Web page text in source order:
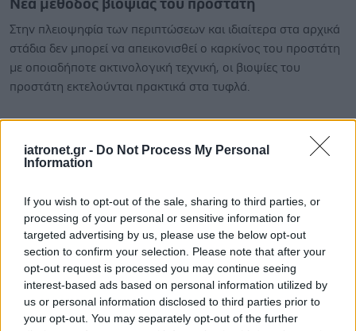
iatronet.gr - Do Not Process My Personal
Information
If you wish to opt-out of the sale, sharing to third parties, or
processing of your personal or sensitive information for
targeted advertising by us, please use the below opt-out
section to confirm your selection. Please note that after your
opt-out request is processed you may continue seeing
interest-based ads based on personal information utilized by
us or personal information disclosed to third parties prior to
your opt-out. You may separately opt-out of the further
Νέα μέθοδος βιοψίας του προστάτη
Στην πλειοψηφία των περιπτώσεων και ιδιαίτερα στα αρχικά
στάδια δεν μπορεί να απεικονισθεί ο καρκίνος του προστάτη
με οποιαδήποτε ακτινολογική τεχνική, οι βιοψίες του
προστάτη εκτελούνται πρακτικά στα τυφλά.